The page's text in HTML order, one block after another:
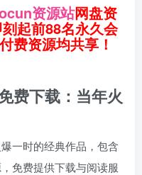
资源站网盘资
起前88名永久会
费资源均共享！
费下载：当年火
一时的经典作品，包含
免费提供下载与阅读服